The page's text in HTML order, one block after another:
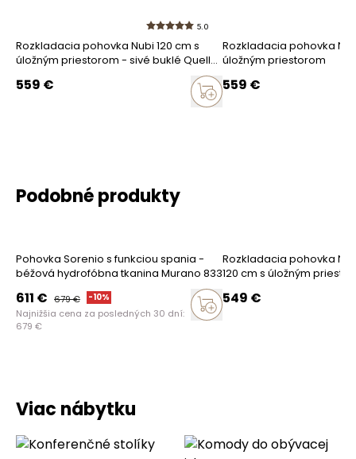
Ako zhromažďujeme recenzie?
Recenzie zákazníkov
5.0
Rozkladacia pohovka Nubi 120 cm s
úložným priestorom - sivé buklé Quelle
559 €
Rozkladacia pohovka
úložným priestorom
559 €
Podobné produkty
Pohovka Sorenio s funkciou spania -
béžová hydrofóbna tkanina Murano 833
611 € 679€ -10%
Najnižšia cena za posledných 30 dní:
679 €
Rozkladacia pohovka
120 cm s úložným
549 €
Viac nábytku